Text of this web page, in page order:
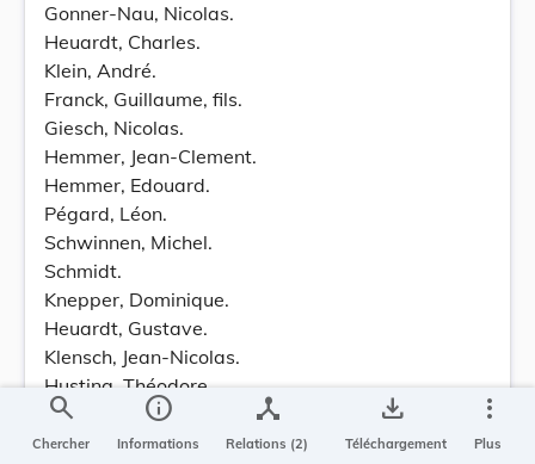
Gonner-Nau, Nicolas.
Heuardt, Charles.
Klein, André.
Franck, Guillaume, fils.
Giesch, Nicolas.
Hemmer, Jean-Clement.
Hemmer, Edouard.
Pégard, Léon.
Schwinnen, Michel.
Schmidt.
Knepper, Dominique.
Heuardt, Gustave.
Klensch, Jean-Nicolas.
Husting, Théodore.
de Tornaco, Charles (baron).
Kayser, Pierre.
search
Chercher
info
Informations
device_hub
Relations (2)
save_alt
Téléchargement
more_vert
Plus